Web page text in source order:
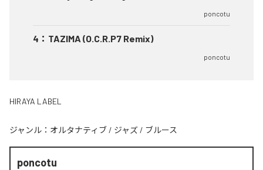
poncotu
4 ： TAZIMA (O.C.R.P7 Remix)
poncotu
HIRAYA LABEL
ジャンル： オルタナティブ / ジャズ / ブルース
poncotu